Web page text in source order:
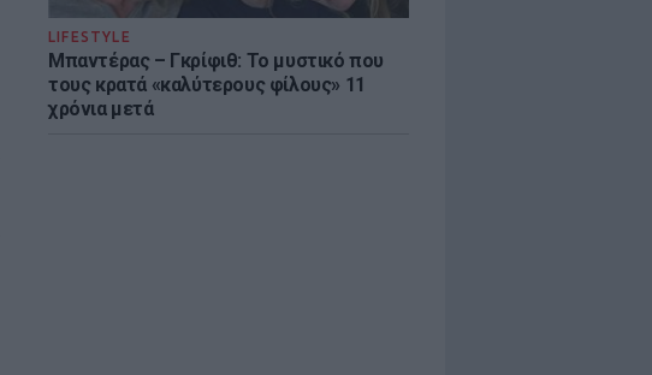
LIFESTYLE
Μπαντέρας – Γκρίφιθ: Το μυστικό που
τους κρατά «καλύτερους φίλους» 11
χρόνια μετά